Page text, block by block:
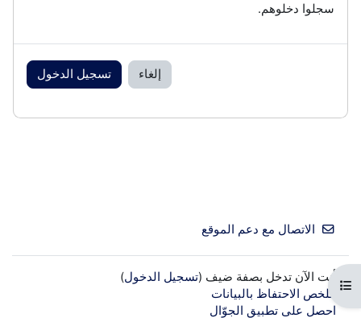
فتح فهرس المقرر
سجلوا دخلوهم.
إلغاء تسجيل الدخول
الاتصال مع دعم الموقع
أنت الآن تدخل بصفة ضيف (تسجيل الدخول)
ملخص الاحتفاظ بالبيانات
احصل على تطبيق الجوّال